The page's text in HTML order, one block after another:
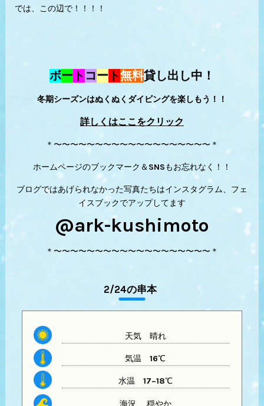
では、この辺で！！！！
ボー ト コー ト無料貸し出し中！
冬期シーズンはぬくぬくダイビングを楽しもう！！
詳しくはここをクリック
＊〜〜〜〜〜〜〜〜〜〜〜〜〜〜〜〜〜〜〜＊
ホームページのブックマーク＆SNSもお忘れなく！！
ブログではあげられなかった写真たちはインスタグラム、フェ
イスブックでアップしてます
@ark-kushimoto
＊〜〜〜〜〜〜〜〜〜〜〜〜〜〜〜〜〜〜〜＊
2/24の串本
天気晴れ
気温 16℃
水温 17−18℃
海況 穏やか